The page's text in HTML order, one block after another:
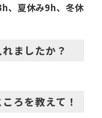
、 夏休み9h、冬休
ましたか？
ろを教えて！